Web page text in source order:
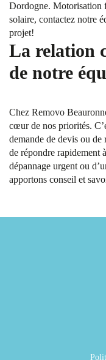
Dordogne. Motorisation
solaire, contactez notre
projet!
La relation
de notre
Chez Removo
cœur de nos priorités.
demande de devis ou de
de répondre rapidement
dépannage urgent ou
apportons conseil et